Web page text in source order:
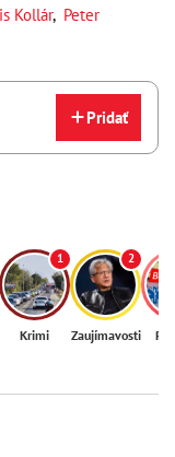
Kollár, Peter
Pridať
1
Krimi
2
Zaujímavosti